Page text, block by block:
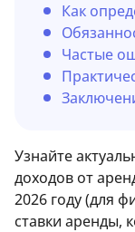
Как
Частые
Узнайте
доходов от
2026 году (для
ставки аренды,